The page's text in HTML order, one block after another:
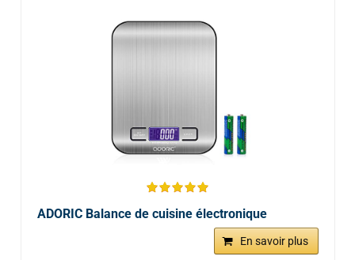
ADORIC Balance de cuisine électronique
En savoir plus